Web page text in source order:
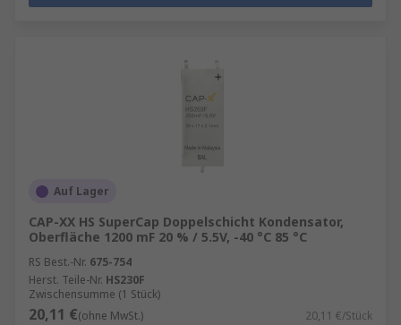
Auf Lager
CAP-XX HS SuperCap Doppelschicht Kondensator,
Oberfläche 1200 mF 20 % / 5.5V, -40 °C 85 °C
RS Best.-Nr. 675-754
Herst. Teile-Nr. HS230F
Zwischensumme (1 Stück)
20,11 €(ohne MwSt.) 20,11 €/Stück